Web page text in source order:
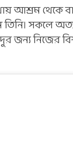
আশ্রম থেকে
সকলে
জন্য নিজের